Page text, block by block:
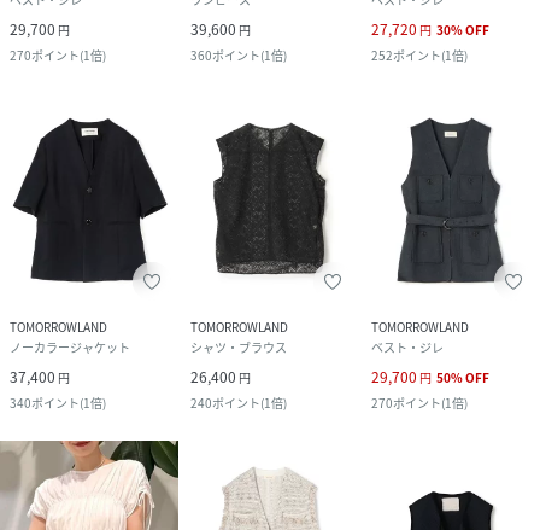
29,700 円
270ポイント(1倍)
39,600 円
360ポイント(1倍)
27,720 円 30%OFF
252ポイント(1倍)
TOMORROWLAND
ノーカラージャケット
37,400 円
340ポイント(1倍)
TOMORROWLAND
シャツ・ブラウス
26,400 円
240ポイント(1倍)
TOMORROWLAND
ベスト・ジレ
29,700 円 50%OFF
270ポイント(1倍)